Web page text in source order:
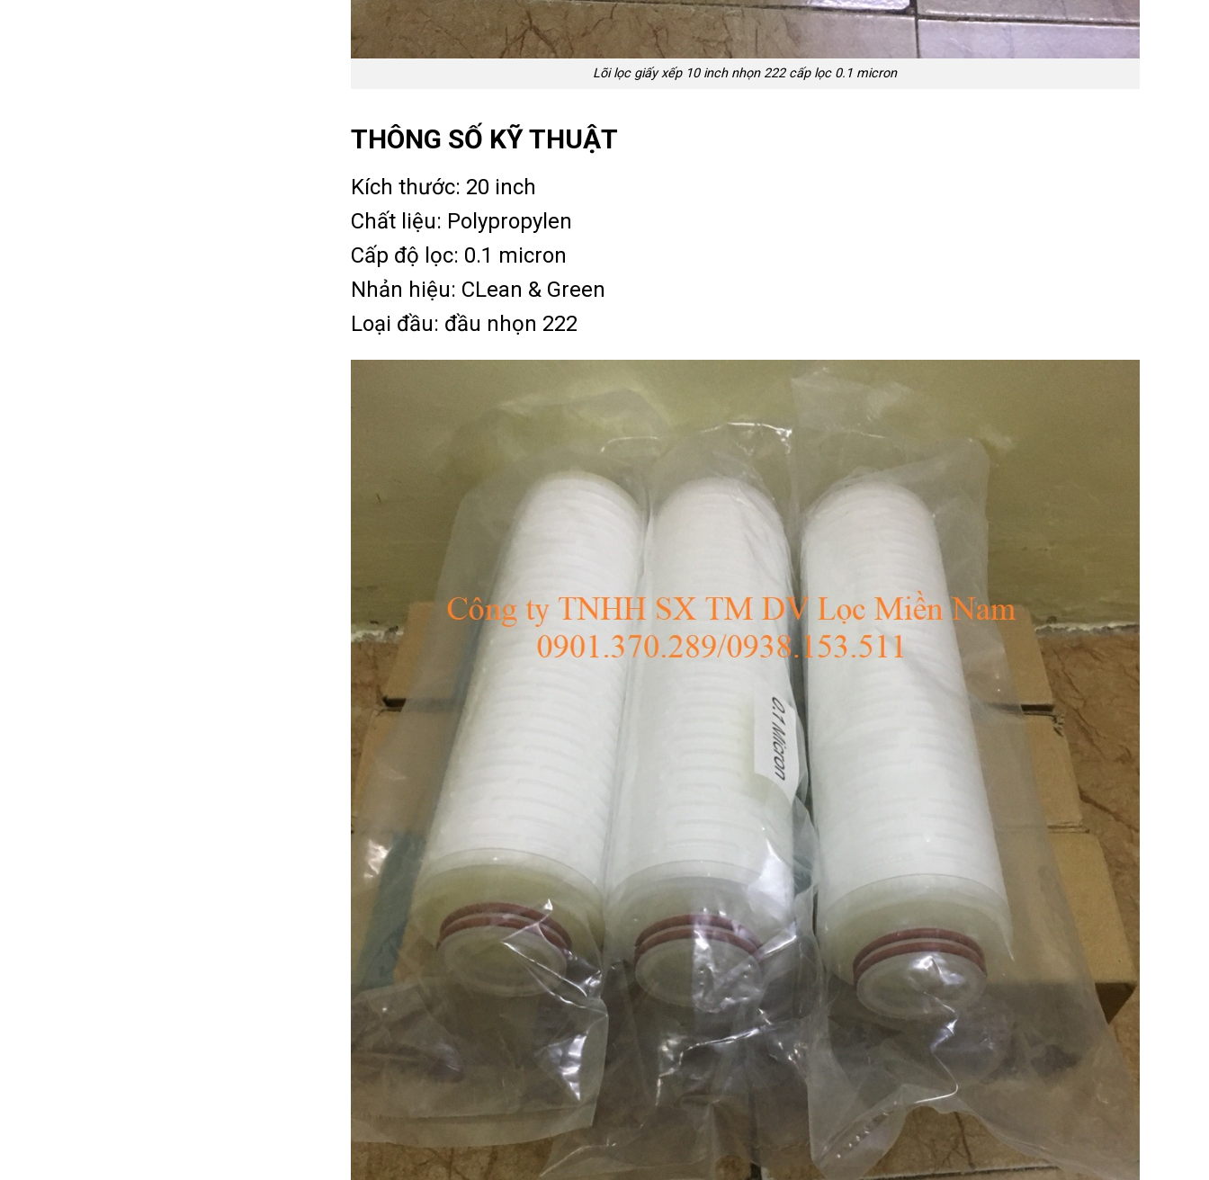
Lõi lọc giấy xếp 10 inch nhọn 222 cấp lọc 0.1 micron
THÔNG SỐ KỸ THUẬT
Kích thước: 20 inch
Chất liệu: Polypropylen
Cấp độ lọc: 0.1 micron
Nhản hiệu: CLean & Green
Loại đầu: đầu nhọn 222